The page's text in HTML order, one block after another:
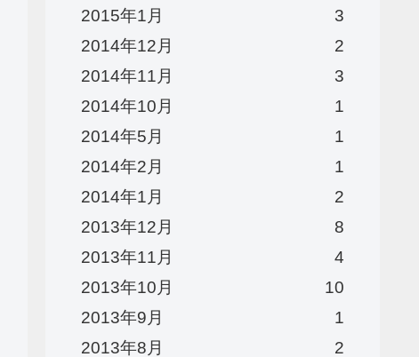
2015年1月
3
2014年12月
2
2014年11月
3
2014年10月
1
2014年5月
1
2014年2月
1
2014年1月
2
2013年12月
8
2013年11月
4
2013年10月
10
2013年9月
1
2013年8月
2